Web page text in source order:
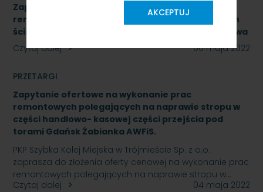
AKCEPTUJ
Zapytanie ofertowe na wykonanie prac
remontowych polegających na naprawie okładzin
ścian zejścia do przejścia pod torami Gdynia Cisowa
Czytaj dalej
06 maja 2022
PRZETARGI
Zapytanie ofertowe na wykonanie prac
remontowych polegających na naprawie stropu w
części handlowo- kasowej części przejścia pod
torami Gdańsk Żabianka AWFiS.
PKP Szybka Kolej Miejska w Trójmieście Sp. z o.o.
zaprasza do złożenia oferty cenowej na wykonanie prac
remontowych polegających na naprawie stropu w…
Czytaj dalej
04 maja 2022